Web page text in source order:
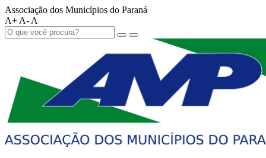
Associação dos Municípios do Paraná
A+ A- A